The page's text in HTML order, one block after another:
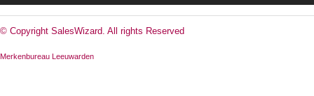
© Copyright SalesWizard. All rights Reserved
Merkenbureau Leeuwarden